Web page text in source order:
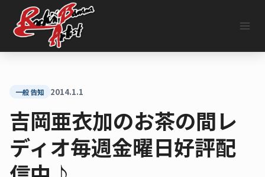
キ
一般告知 2014.1.1
吉岡亜衣加のお茶の間レ
ディオ毎週金曜日好評配